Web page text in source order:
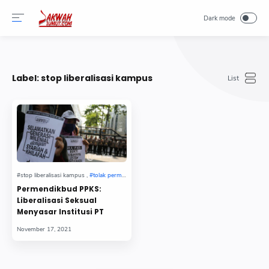
Label:stop liberalisasi kampus
Permendikbud PPKS:
Liberalisasi Seksual
Menyasar Institusi PT